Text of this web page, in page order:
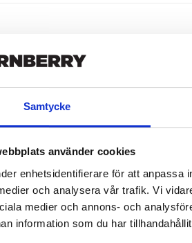
Samtycke
använder cookies
enhetsidentifierare för att anpassa
och analysera vår trafik. Vi
medier och annons- och
information som du har
from Bjornberry for your Huawei Honor